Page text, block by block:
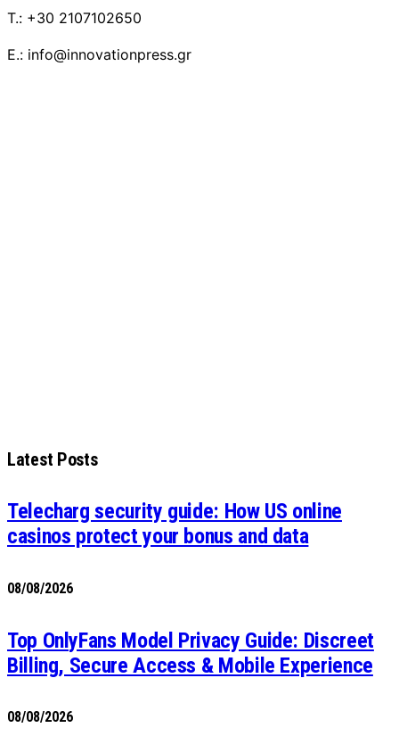
T.: +30 2107102650
E.: info@innovationpress.gr
Latest Posts
Telecharg security guide: How US online
casinos protect your bonus and data
08/08/2026
Top OnlyFans Model Privacy Guide: Discreet
Billing, Secure Access & Mobile Experience
08/08/2026